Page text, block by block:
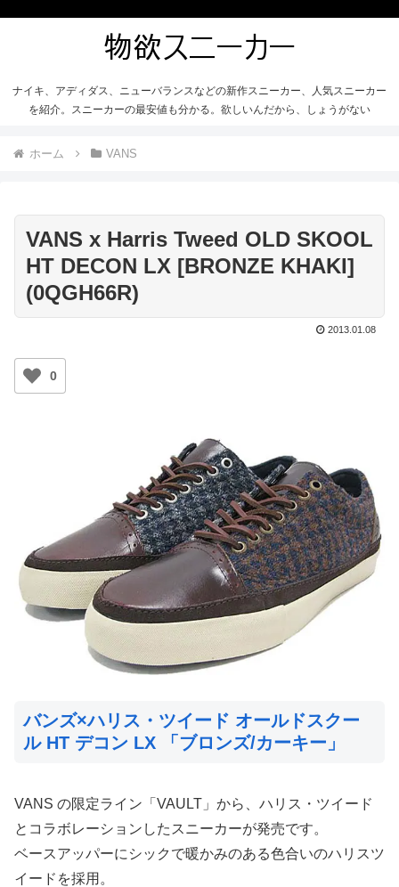
ナイキ、アディダス、ニューバランスなどの新作スニーカー、人気スニーカー
を紹介。スニーカーの最安値も分かる。欲しいんだから、しょうがない
ホーム VANS
VANS x Harris Tweed OLD SKOOL
HT DECON LX [BRONZE KHAKI]
(0QGH66R)
2013.01.08
0
バンズ×ハリス・ツイード オールドスクー
ル HT デコン LX 「ブロンズ/カーキー」
VANS の限定ライン「VAULT」から、ハリス・ツイード
とコラボレーションしたスニーカーが発売です。
ベースアッパーにシックで暖かみのある色合いのハリスツ
イードを採用。